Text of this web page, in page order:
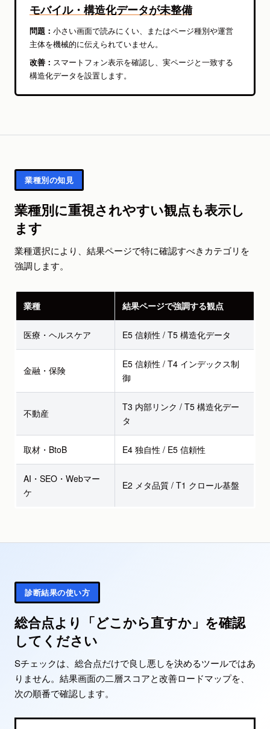
モバイル・構造化データが未整備
問題： 小さい画面で読みにくい、またはページ種別や運営
主体を機械的に伝えられていません。
改善： スマートフォン表示を確認し、実ページと一致する
構造化データを設置します。
業種別の知見
業種別に重視されやすい観点も表示し
ます
業種選択により、結果ページで特に確認すべきカテゴリを
強調します。
業種 結果ページで強調する観点
医療・ヘルスケア E5 信頼性 / T5 構造化データ
金融・保険
E5 信頼性 / T4 インデックス制
御
不動産
T3 内部リンク / T5 構造化デー
タ
取材・BtoB E4 独自性 / E5 信頼性
AI・SEO・Webマー
ケ
E2 メタ品質 / T1 クロール基盤
診断結果の使い方
総合点より「どこから直すか」を確認
してください
Sチェックは、総合点だけで良し悪しを決めるツールではあ
りません。結果画面の二層スコアと改善ロードマップを、
次の順番で確認します。